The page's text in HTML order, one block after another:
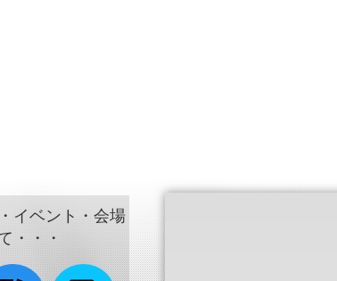
イベント・会場
・・・